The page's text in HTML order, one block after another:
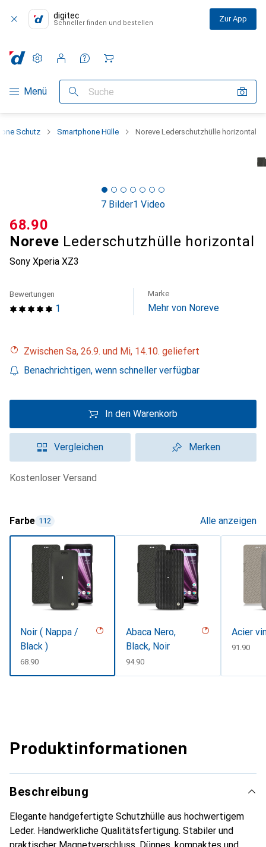
digitec
Schneller finden und bestellen Zur App
Navigation nach Kategorien
Menü Suche
Einstellungen
Kundenkonto
Vergleichslisten
Merklisten
Warenkorb
Schutz Smartphone Hülle Noreve Lederschutzhülle horizontal
7 Bilder1 Video
Noreve Lederschutzhülle horizontal
Sony Xperia XZ3
CHF
68.90
1
Bewertungen Marke
Mehr von Noreve
Zwischen Sa, 26.9. und Mi, 14.10. geliefert
Benachrichtigen, wenn schneller verfügbar
In den Warenkorb
Vergleichen Merken
kostenloser Versand
Farbe 112 Alle anzeigen
Noir ( Nappa /
Black )
CHF
68.90
Abaca Nero,
Black, Noir
CHF
94.90
Acier
CHF
91.90
Produktinformationen
Beschreibung
Elegante handgefertigte Schutzhülle aus hochwertigem
Leder. Handwerkliche Qualitätsfertigung. Stabiler und